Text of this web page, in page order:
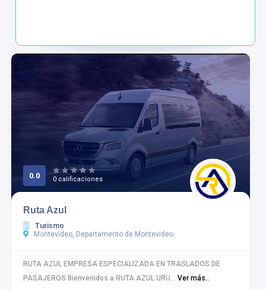
0.0 0 calificaciones
Ruta Azul
Turismo
Montevideo, Departamento de Montevideo
RUTA AZUL EMPRESA ESPECIALIZADA EN TRASLADOS DE
PASAJEROS Bienvenidos a RUTA AZUL URU... Ver más..